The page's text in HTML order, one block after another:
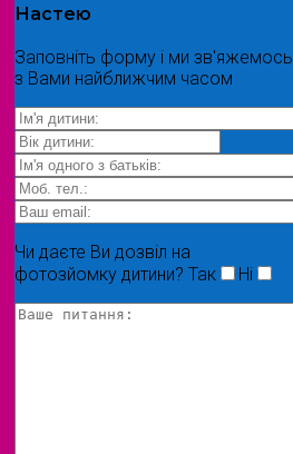
Настею
Заповніть форму і ми зв'яжемось
з Вами найближчим часом
Чи даєте Ви дозвіл на
фотозйомку дитини? Так Ні